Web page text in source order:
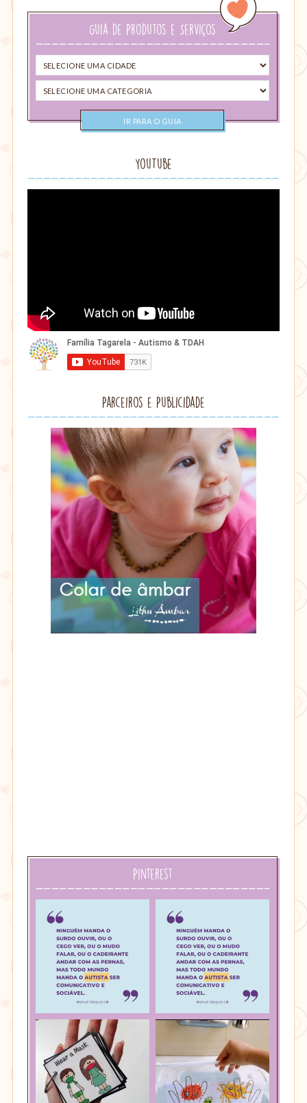
Guia de Produtos e Serviços
Selecione
uma
cidade
Selecione
uma
YouTube
Parceiros e Publicidade
Lithu
âmbar
Pinterest